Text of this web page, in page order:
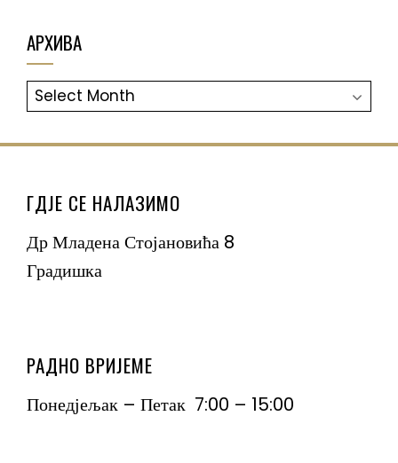
АРХИВА
АРХИВА
ГДЈЕ СЕ НАЛАЗИМО
Др Младена Стојановића 8
Градишка
РАДНО ВРИЈЕМЕ
Понедјељак – Петак 7:00 – 15:00